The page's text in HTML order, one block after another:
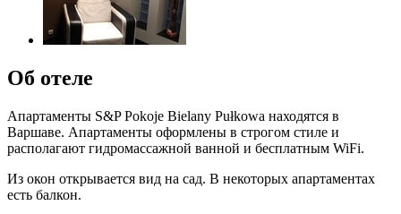
Об отеле
Апартаменты S&P Pokoje Bielany Pułkowa находятся в
Варшаве. Апартаменты оформлены в строгом стиле и
располагают гидромассажной ванной и бесплатным WiFi.
Из окон открывается вид на сад. В некоторых апартаментах
есть балкон.